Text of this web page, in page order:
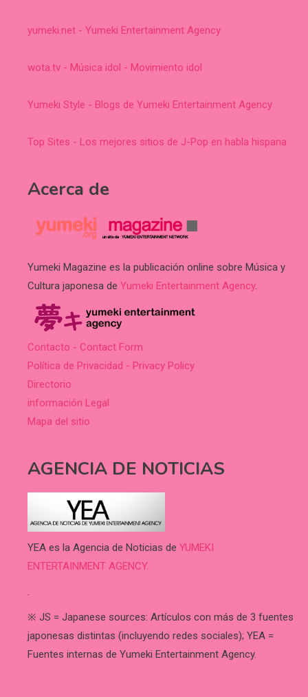
yumeki.net - Yumeki Entertainment Agency
wota.tv - Música idol - Movimiento idol
Yumeki Style - Blogs de Yumeki Entertainment Agency
Top Sites - Los mejores sitios de J-Pop en habla hispana
Acerca de
Yumeki Magazine es la publicación online sobre Música y
Cultura japonesa de Yumeki Entertainment Agency.
Contacto - Contact Form
Política de Privacidad - Privacy Policy
Directorio
información Legal
Mapa del sitio
AGENCIA DE NOTICIAS
YEA es la Agencia de Noticias de YUMEKI
ENTERTAINMENT AGENCY.
.
※ JS = Japanese sources: Artículos con más de 3 fuentes
japonesas distintas (incluyendo redes sociales); YEA =
Fuentes internas de Yumeki Entertainment Agency.